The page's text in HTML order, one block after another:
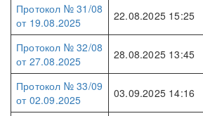
Протокол № 31/08
от 19.08.2025
22.08.2025 15:25
Протокол № 32/08
от 27.08.2025
28.08.2025 13:45
Протокол № 33/09
от 02.09.2025
03.09.2025 14:16